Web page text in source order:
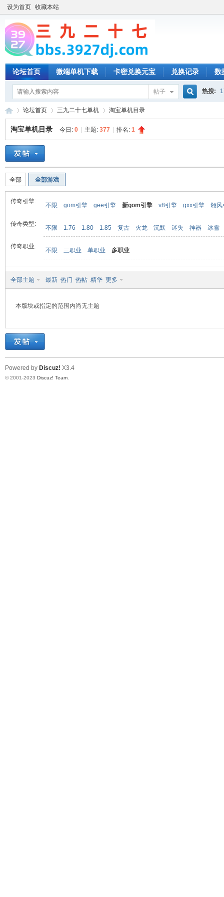
设为首页 收藏本站
论坛首页 微端单机下载 卡密兑换元宝 兑换记录 数
帖子 热搜:
»
论坛首页 三九二十七单机 淘宝单机目录
淘宝单机目录 今日: 0 主题: 377 排名: 1
全部 全部游戏
传奇引擎:
不限 gom引擎 gee引擎 新gom引擎 v8引擎 gxx引擎 翎风
传奇类型:
不限 1.76 1.80 1.85 复古 火龙 沉默 迷失 神器 冰雪
传奇职业:
不限 三职业 单职业 多职业
全部主题 最新 热门 热帖 精华 更多
本版块或指定的范围内尚无主题
Powered by Discuz! X3.4
© 2001-2023 Discuz! Team.